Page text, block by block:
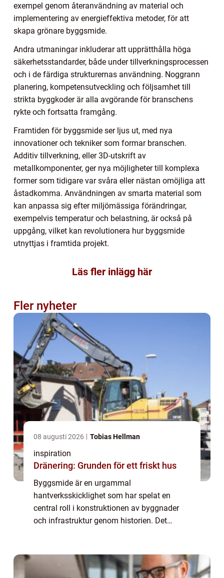
exempel genom återanvändning av material och
implementering av energieffektiva metoder, för att
skapa grönare byggsmide.
Andra utmaningar inkluderar att upprätthålla höga
säkerhetsstandarder, både under tillverkningsprocessen
och i de färdiga strukturernas användning. Noggrann
planering, kompetensutveckling och följsamhet till
strikta byggkoder är alla avgörande för branschens
rykte och fortsatta framgång.
Framtiden för byggsmide ser ljus ut, med nya
innovationer och tekniker som formar branschen.
Additiv tillverkning, eller 3D-utskrift av
metallkomponenter, ger nya möjligheter till komplexa
former som tidigare var svåra eller nästan omöjliga att
åstadkomma. Användningen av smarta material som
kan anpassa sig efter miljömässiga förändringar,
exempelvis temperatur och belastning, är också på
uppgång, vilket kan revolutionera hur byggsmide
utnyttjas i framtida projekt.
Läs fler inlägg här
Fler nyheter
08 augusti 2026 Tobias Hellman
inspiration
Dränering: Grunden för ett friskt hus
Byggsmide är en urgammal
hantverksskicklighet som har spelat en
central roll i konstruktionen av byggnader
och infrastruktur genom historien. Det
byggprojekts...